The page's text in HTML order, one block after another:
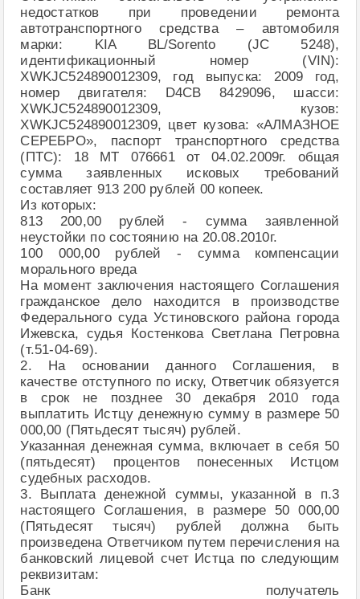
недостатков при проведении ремонта
автотранспортного средства – автомобиля
марки: KIA BL/Sorento (JC 5248),
идентификационный номер (VIN):
XWKJC524890012309, год выпуска: 2009 год,
номер двигателя: D4CB 8429096, шасси:
XWKJC524890012309, кузов:
XWKJC524890012309, цвет кузова: «АЛМАЗНОЕ
СЕРЕБРО», паспорт транспортного средства
(ПТС): 18 МТ 076661 от 04.02.2009г. общая
сумма заявленных исковых требований
составляет 913 200 рублей 00 копеек.
Из которых:
813 200,00 рублей - сумма заявленной
неустойки по состоянию на 20.08.2010г.
100 000,00 рублей - сумма компенсации
морального вреда
На момент заключения настоящего Соглашения
гражданское дело находится в производстве
Федерального суда Устиновского района города
Ижевска, судья Костенкова Светлана Петровна
(т.51-04-69).
2. На основании данного Соглашения, в
качестве отступного по иску, Ответчик обязуется
в срок не позднее 30 декабря 2010 года
выплатить Истцу денежную сумму в размере 50
000,00 (Пятьдесят тысяч) рублей.
Указанная денежная сумма, включает в себя 50
(пятьдесят) процентов понесенных Истцом
судебных расходов.
3. Выплата денежной суммы, указанной в п.3
настоящего Соглашения, в размере 50 000,00
(Пятьдесят тысяч) рублей должна быть
произведена Ответчиком путем перечисления на
банковский лицевой счет Истца по следующим
реквизитам:
Банк получатель